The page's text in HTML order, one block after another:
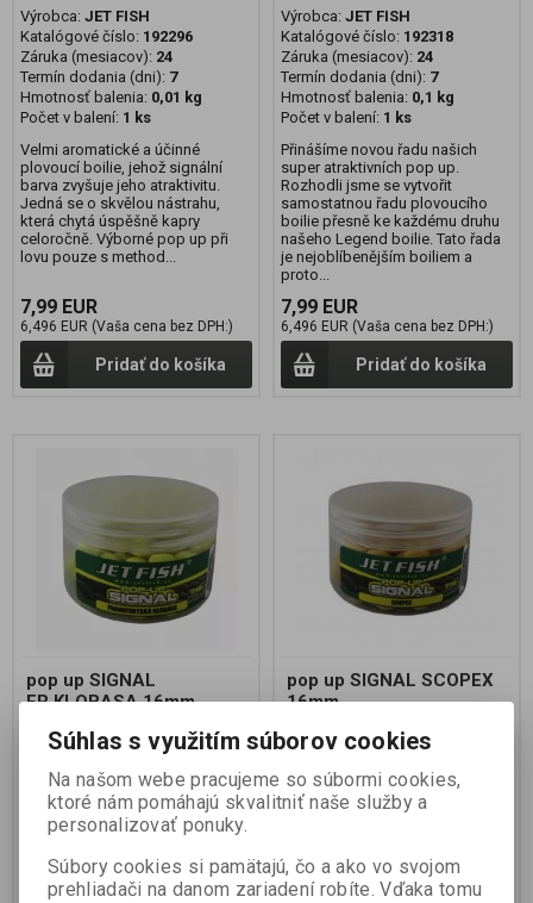
Výrobca: JET FISH
Katalógové číslo: 192296
Záruka (mesiacov): 24
Termín dodania (dni): 7
Hmotnosť balenia: 0,01 kg
Počet v balení: 1 ks
Velmi aromatické a účinné
plovoucí boilie, jehož signální
barva zvyšuje jeho atraktivitu.
Jedná se o skvělou nástrahu,
která chytá úspěšně kapry
celoročně. Výborné pop up při
lovu pouze s method...
7,99 EUR
6,496 EUR (Vaša cena bez DPH:)
Pridať do košíka
Výrobca: JET FISH
Katalógové číslo: 192318
Záruka (mesiacov): 24
Termín dodania (dni): 7
Hmotnosť balenia: 0,1 kg
Počet v balení: 1 ks
Přinášíme novou řadu našich
super atraktivních pop up.
Rozhodli jsme se vytvořit
samostatnou řadu plovoucího
boilie přesně ke každému druhu
našeho Legend boilie. Tato řada
je nejoblíbenějším boiliem a
proto...
7,99 EUR
6,496 EUR (Vaša cena bez DPH:)
Pridať do košíka
pop up SIGNAL
FR.KLOBASA 16mm
Výrobca:JET FISH
Záruka (mesiacov):24
Termín dodania (dni):7
Hmotnosť balenia:0,01 kg
Velmi aromatické a účinné
plovoucí boilie, jehož signální
pop up SIGNAL SCOPEX
16mm
Výrobca: JET FISH
Záruka (mesiacov):24
Termín dodania (dni):7
Velmi aromatické a účinné
plovoucí boilie, jehož signální
Súhlas s využitím súborov cookies
Na našom webe pracujeme so súbormi cookies,
ktoré nám pomáhajú skvalitniť naše služby a
personalizovať ponuky.
Súbory cookies si pamätajú, čo a ako vo svojom
prehliadači na danom zariadení robíte. Vďaka tomu